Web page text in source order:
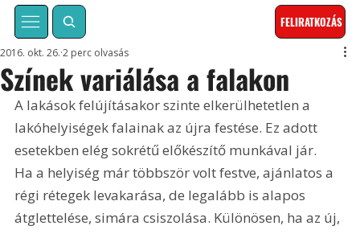
FELIRATKOZÁS
Színek variálása a falakon
2016. okt. 26. 2 perc olvasás
A lakások felújításakor szinte elkerülhetetlen a
lakóhelyiségek falainak az újra festése. Ez adott
esetekben elég sokrétű előkészítő munkával jár.
Ha a helyiség már többször volt festve, ajánlatos a
régi rétegek levakarása, de legalább is alapos
átglettelése, simára csiszolása. Különösen, ha az új,